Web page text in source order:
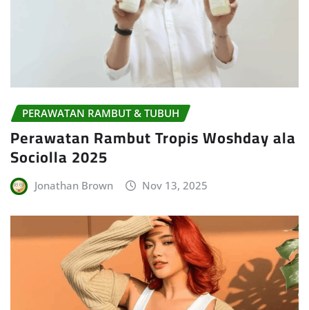
PERAWATAN RAMBUT & TUBUH
Perawatan Rambut Tropis Woshday ala
Sociolla 2025
Jonathan Brown Nov 13, 2025